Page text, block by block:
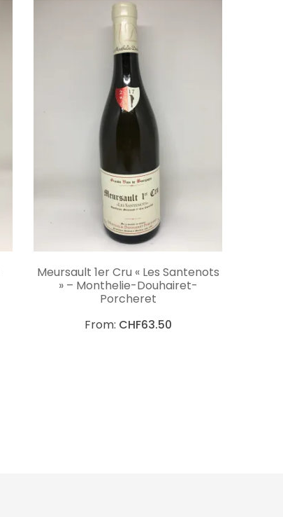
CHOIX DES OPTIONS
Meursault 1er Cru « Les Santenots
» – Monthelie-Douhairet-
Porcheret
From: CHF63.50